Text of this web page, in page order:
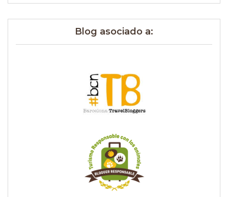
Blog asociado a: